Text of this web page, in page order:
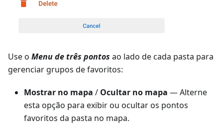
Use o Menu de três pontos ao lado de cada pasta para
gerenciar grupos de favoritos:
Mostrar no mapa / Ocultar no mapa — Alterne
esta opção para exibir ou ocultar os pontos
favoritos da pasta no mapa.